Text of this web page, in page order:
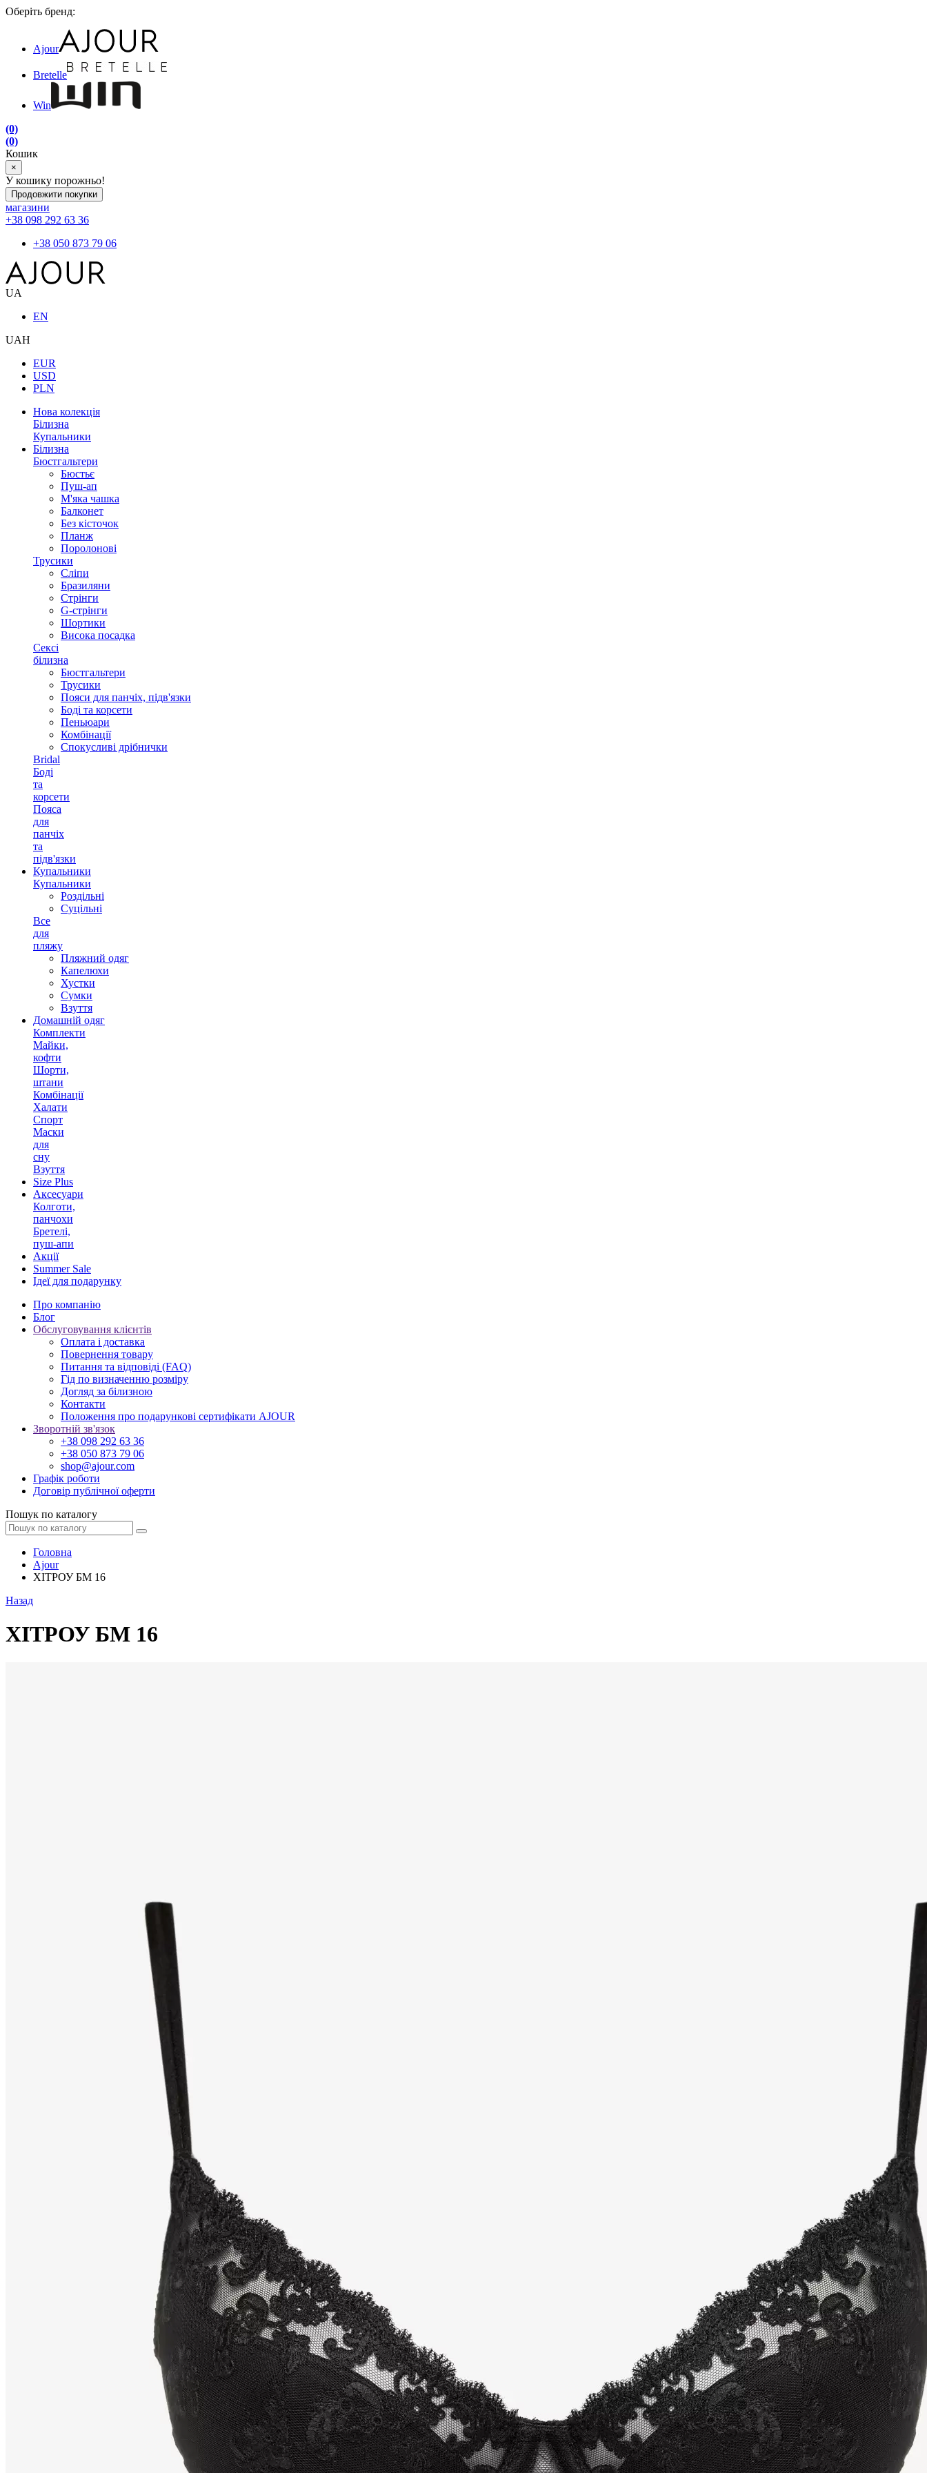
Оберіть бренд:
Ajour
Bretelle
Win
(0)
(0)
Кошик
×
У кошику порожньо!
Продовжити покупки
магазини
+38 098 292 63 36
+38 050 873 79 06
UA
EN
UAH
EUR
USD
PLN
Нова колекція
Білизна
Купальники
Білизна
Бюстгальтери
Бюстьє
Пуш-ап
М'яка чашка
Балконет
Без кісточок
Планж
Поролонові
Трусики
Сліпи
Бразиляни
Стрінги
G-стрінги
Шортики
Висока посадка
Сексі
білизна
Бюстгальтери
Трусики
Пояси для панчіх, підв'язки
Боді та корсети
Пеньюари
Комбінації
Спокусливі дрібнички
Bridal
Боді
та
корсети
Пояса
для
панчіх
та
підв'язки
Купальники
Купальники
Роздільні
Суцільні
Все
для
пляжу
Пляжний одяг
Капелюхи
Хустки
Сумки
Взуття
Домашній одяг
Комплекти
Майки,
кофти
Шорти,
штани
Комбінації
Халати
Спорт
Маски
для
сну
Взуття
Size Plus
Аксесуари
Колготи,
панчохи
Бретелі,
пуш-апи
Акції
Summer Sale
Ідеї для подарунку
Про компанію
Блог
Обслуговування клієнтів
Оплата і доставка
Повернення товару
Питання та відповіді (FAQ)
Гід по визначенню розміру
Догляд за білизною
Контакти
Положення про подарункові сертифікати AJOUR
Зворотній зв'язок
+38 098 292 63 36
+38 050 873 79 06
shop@ajour.com
Графік роботи
Договір публічної оферти
Пошук по каталогу
Головна
Ajour
ХІТРОУ БМ 16
Назад
ХІТРОУ БМ 16